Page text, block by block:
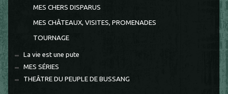
MES CHERS DISPARUS
MES CHÂTEAUX, VISITES, PROMENADES
TOURNAGE
La vie est une pute
MES SÉRIES
THEÂTRE DU PEUPLE DE BUSSANG